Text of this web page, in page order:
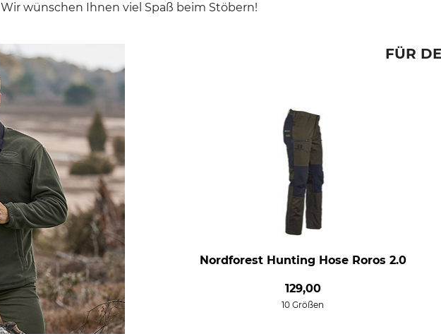
Wir wünschen Ihnen viel Spaß beim Stöbern!
FÜR
Nordforest Hunting Hose Roros 2.0
129,00
10 Größen